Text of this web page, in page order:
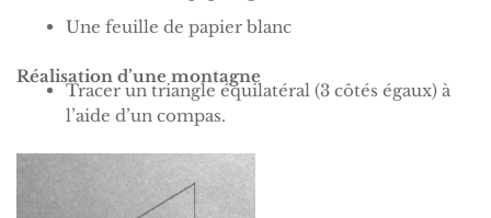
Une feuille de papier blanc
Réalisation d’une montagne
Tracer un triangle équilatéral (3 côtés égaux) à
l’aide d’un compas.